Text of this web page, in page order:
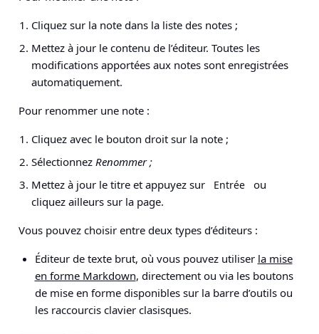
Cliquez sur la note dans la liste des notes ;
Mettez à jour le contenu de l’éditeur. Toutes les
modifications apportées aux notes sont enregistrées
automatiquement.
Pour renommer une note :
Cliquez avec le bouton droit sur la note ;
Sélectionnez Renommer ;
Mettez à jour le titre et appuyez sur
Entrée
ou
cliquez ailleurs sur la page.
Vous pouvez choisir entre deux types d’éditeurs :
Éditeur de texte brut, où vous pouvez utiliser la mise
en forme Markdown, directement ou via les boutons
de mise en forme disponibles sur la barre d’outils ou
les raccourcis clavier clasisques.